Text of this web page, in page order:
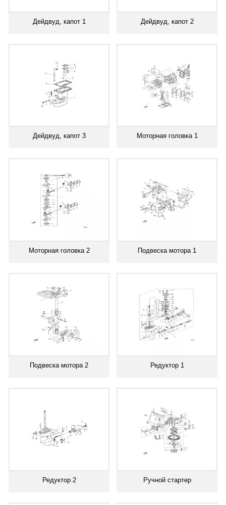
Дейдвуд, капот 1 Дейдвуд, капот 2
Дейдвуд, капот 3 Моторная головка 1
Моторная головка 2 Подвеска мотора 1
Подвеска мотора 2 Редуктор 1
Редуктор 2 Ручной стартер